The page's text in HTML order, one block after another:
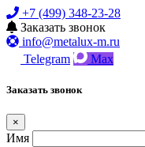
+7 (499) 348-23-28
Заказать звонок
info@metalux-m.ru
Telegram
Max
Заказать звонок
×
Имя